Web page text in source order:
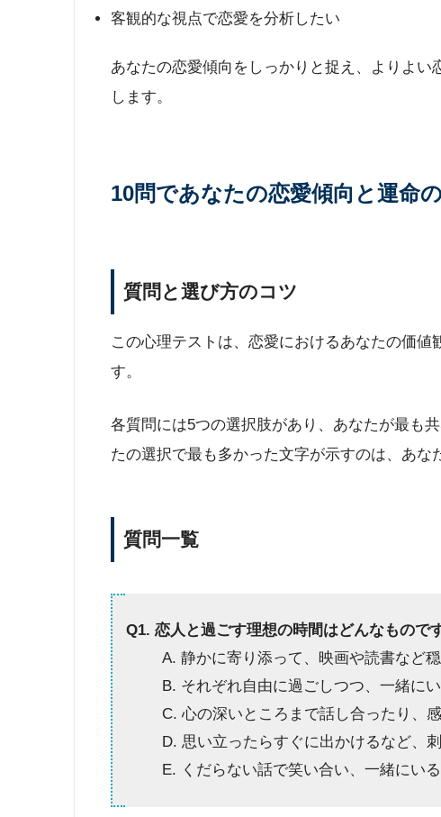
客観的な視点で恋愛を分析したい
あなたの恋愛傾向をしっかりと捉え、よりよ
します。
10問であなたの恋愛傾向と運命
質問と選び方のコツ
この心理テストは、恋愛におけるあなたの価
す。
各質問には5つの選択肢があり、あなたが最も
たの選択で最も多かった文字が示すのは、あな
質問一覧
Q1. 恋人と過ごす理想の時間はどんなもので
A. 静かに寄り添って、映画や読書など
B. それぞれ自由に過ごしつつ、一緒に
C. 心の深いところまで話し合ったり、
D. 思い立ったらすぐに出かけるなど、
E. くだらない話で笑い合い、一緒にい